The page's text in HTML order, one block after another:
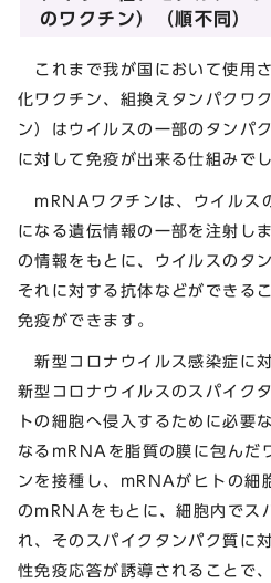
のワクチン）（順不同）
これまで我が国において使用
化ワクチン、組換えタンパクワ
ン）はウイルスの一部のタンパ
に対して免疫が出来る仕組みでし
mRNAワクチンは、ウイルス
になる遺伝情報の一部を注射し
の情報をもとに、ウイルスのタ
それに対する抗体などができる
免疫ができます。
新型コロナウイルス感染症に
新型コロナウイルスのスパイク
トの細胞へ侵入するために必要
なるmRNAを脂質の膜に包んだ
ンを接種し、mRNAがヒトの細
のmRNAをもとに、細胞内でス
れ、そのスパイクタンパク質に
性免疫応答が誘導されることで